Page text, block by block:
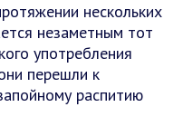
нескольких
незаметным тот
употребления
перешли к
распитию